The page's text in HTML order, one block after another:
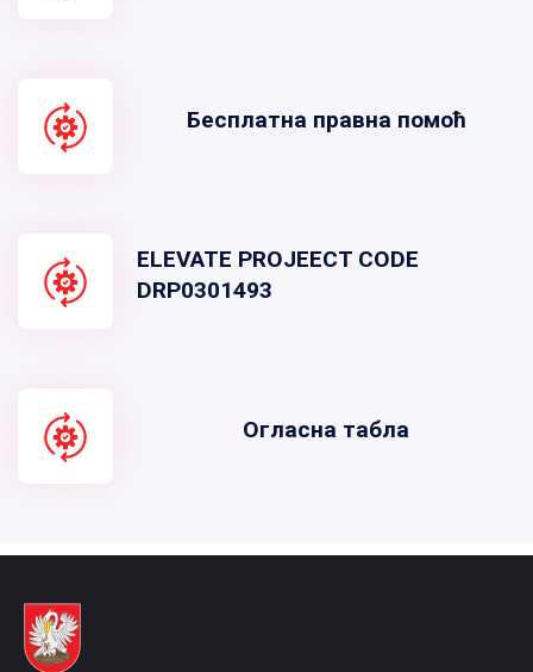
Бесплатна правна помоћ
ELEVATE PROJEECT CODE
DRP0301493
Огласна табла